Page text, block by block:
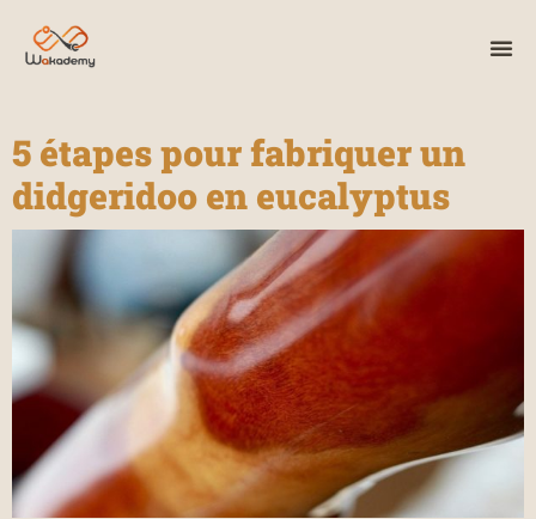
5 étapes pour fabriquer un
didgeridoo en eucalyptus